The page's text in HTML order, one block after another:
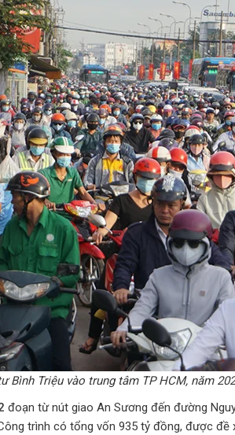
Bình Triệu vào trung tâm TP HCM, năm
đoạn từ nút giao An Sương đến đường
trình có tổng vốn 935 tỷ đồng, được